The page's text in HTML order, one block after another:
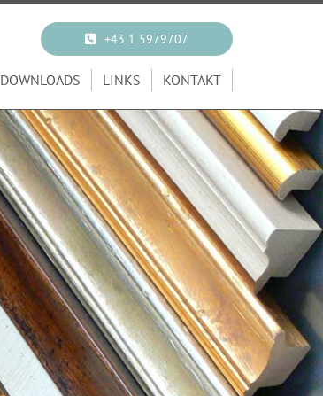
+43 1 5979707
DOWNLOADS LINKS KONTAKT